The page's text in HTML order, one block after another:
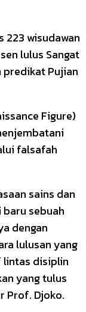
223 wisudawan
lulus Sangat
predikat Pujian
Figure)
falsafah
sains dan
sebuah
dengan
lulusan yang
disiplin
yang tulus
Prof. Djoko.